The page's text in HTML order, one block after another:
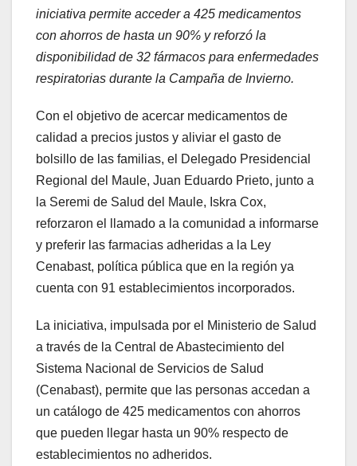
iniciativa permite acceder a 425 medicamentos
con ahorros de hasta un 90% y reforzó la
disponibilidad de 32 fármacos para enfermedades
respiratorias durante la Campaña de Invierno.
Con el objetivo de acercar medicamentos de
calidad a precios justos y aliviar el gasto de
bolsillo de las familias, el Delegado Presidencial
Regional del Maule, Juan Eduardo Prieto, junto a
la Seremi de Salud del Maule, Iskra Cox,
reforzaron el llamado a la comunidad a informarse
y preferir las farmacias adheridas a la Ley
Cenabast, política pública que en la región ya
cuenta con 91 establecimientos incorporados.
La iniciativa, impulsada por el Ministerio de Salud
a través de la Central de Abastecimiento del
Sistema Nacional de Servicios de Salud
(Cenabast), permite que las personas accedan a
un catálogo de 425 medicamentos con ahorros
que pueden llegar hasta un 90% respecto de
establecimientos no adheridos.